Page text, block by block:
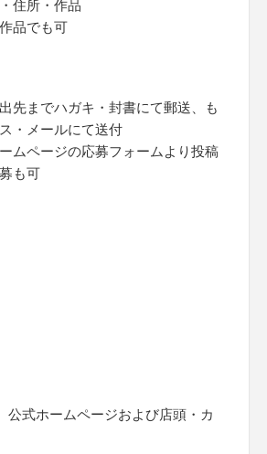
住所・作品
品でも可
先までハガキ・封書にて郵送、も
・メールにて送付
ムページの応募フォームより投稿
も可
公式ホームページおよび店頭・カ